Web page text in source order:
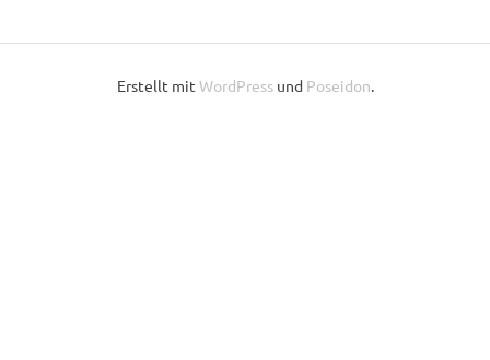
Erstellt mit WordPressund Poseidon.